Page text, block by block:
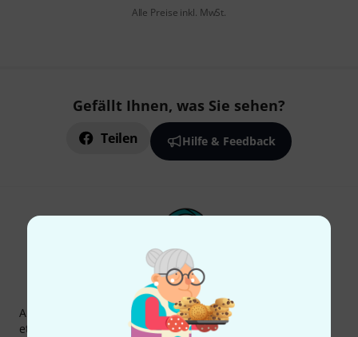
Alle Preise inkl. MwSt.
Gefällt Ihnen, was Sie sehen?
Teilen Hilfe & Feedback
Thomann Newsletter
Abonniere den Thomann Newsletter und gewinne mit
etwas Glück einen von50 Gutscheinenüber jeweils